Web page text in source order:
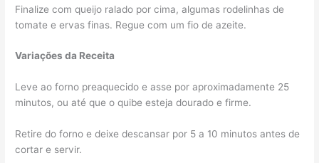
Finalize com queijo ralado por cima, algumas rodelinhas de
tomate e ervas finas. Regue com um fio de azeite.
Variações da Receita
Leve ao forno preaquecido e asse por aproximadamente 25
minutos, ou até que o quibe esteja dourado e firme.
Retire do forno e deixe descansar por 5 a 10 minutos antes de
cortar e servir.